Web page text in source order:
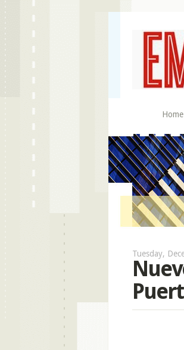
Home
Tuesday,